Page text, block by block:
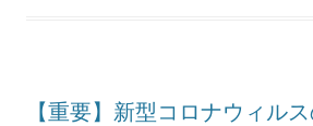
【重要】新型コロナウィル